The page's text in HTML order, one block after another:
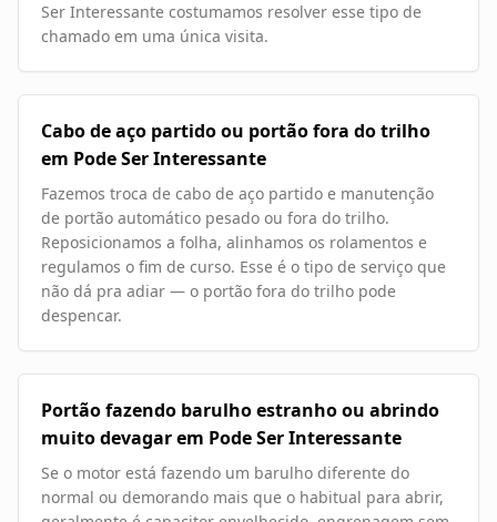
Ser Interessante costumamos resolver esse tipo de
chamado em uma única visita.
Cabo de aço partido ou portão fora do trilho
em Pode Ser Interessante
Fazemos troca de cabo de aço partido e manutenção
de portão automático pesado ou fora do trilho.
Reposicionamos a folha, alinhamos os rolamentos e
regulamos o fim de curso. Esse é o tipo de serviço que
não dá pra adiar — o portão fora do trilho pode
despencar.
Portão fazendo barulho estranho ou abrindo
muito devagar em Pode Ser Interessante
Se o motor está fazendo um barulho diferente do
normal ou demorando mais que o habitual para abrir,